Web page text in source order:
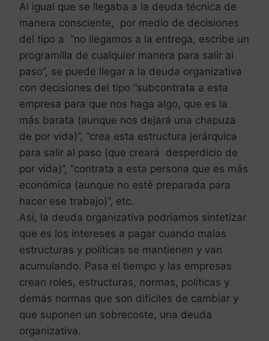
Al igual que se llegaba a la deuda técnica de
manera consciente, por medio de decisiones
del tipo a “no llegamos a la entrega, escribe un
programilla de cualquier manera para salir al
paso”, se puede llegar a la deuda organizativa
con decisiones del tipo “subcontrata a esta
empresa para que nos haga algo, que es la
más barata (aunque nos dejará una chapuza
de por vida)”, “crea esta estructura jerárquica
para salir al paso (que creará desperdicio de
por vida)”, “contrata a esta persona que es más
económica (aunque no esté preparada para
hacer ese trabajo)”, etc.
Así, la deuda organizativa podríamos sintetizar
que es los intereses a pagar cuando malas
estructuras y políticas se mantienen y van
acumulando. Pasa el tiempo y las empresas
crean roles, estructuras, normas, políticas y
demás normas que son difíciles de cambiar y
que suponen un sobrecoste, una deuda
organizativa.